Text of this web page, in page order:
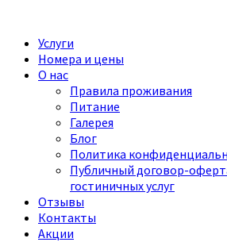
Услуги
Номера и цены
О нас
Правила проживания
Питание
Галерея
Блог
Политика
Публичный договор-
гостиничных услуг
Отзывы
Контакты
Акции